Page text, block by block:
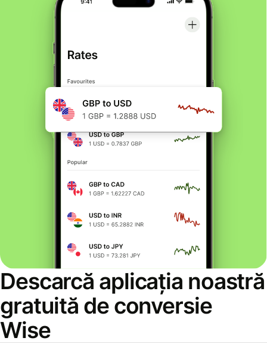
Descarcă aplicația noastră
gratuită de conversie
Wise